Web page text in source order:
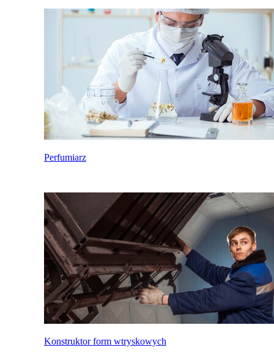
Perfumiarz
Konstruktor form wtryskowych